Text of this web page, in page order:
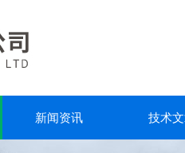
新闻资讯 技术